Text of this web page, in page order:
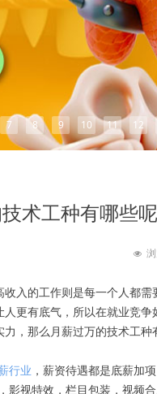
7 8 9 10 11 12
术工种有哪些呢
入的工作则是每一个人都
更有底气，所以在就业竞
力，那么月薪过万的技术工种
行业 ，薪资待遇都是底薪加
影视特效，栏目包装，视频
넶 浏